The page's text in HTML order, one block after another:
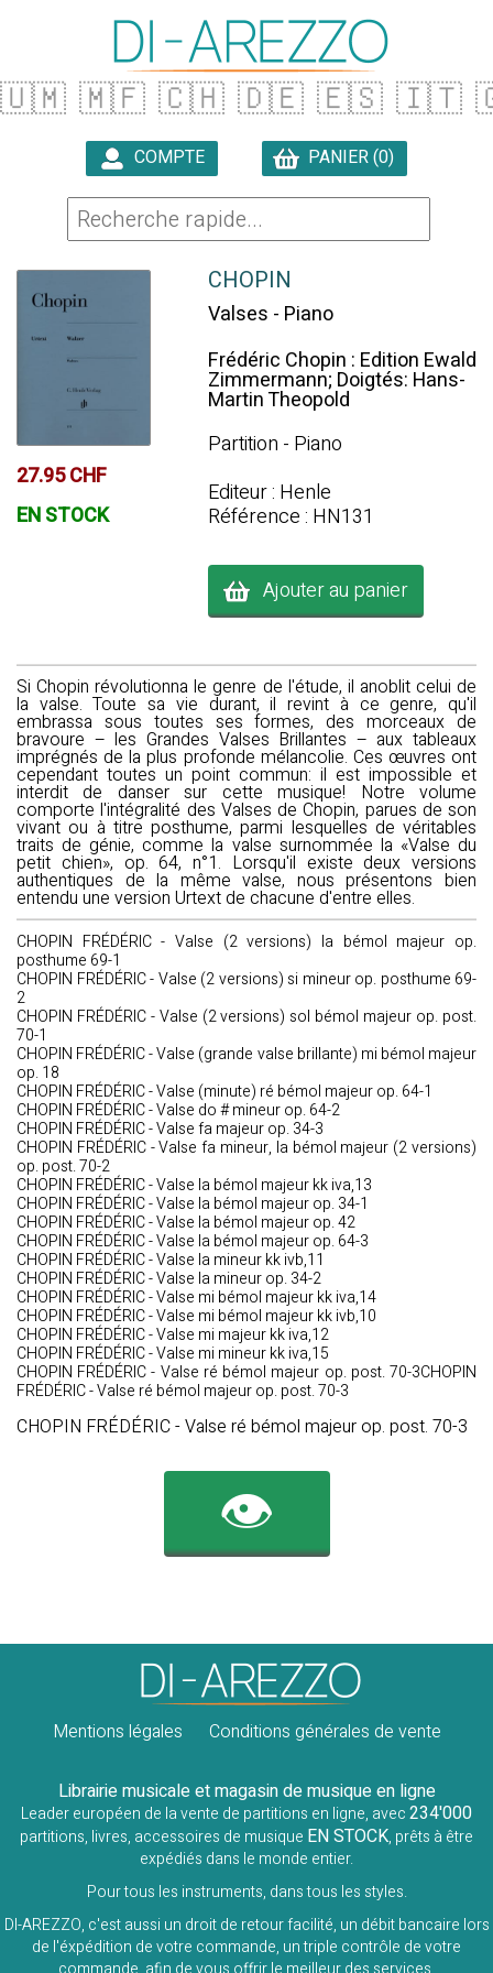
🇺🇲 🇲🇫 🇨🇭 🇩🇪 🇪🇸 🇮🇹
COMPTE PANIER (0)
27.95 CHF
EN STOCK
CHOPIN
Valses - Piano
Frédéric Chopin : Edition Ewald
Zimmermann; Doigtés: Hans-
Martin Theopold
Partition - Piano
Editeur : Henle
Référence : HN131
Ajouter au panier
Si Chopin révolutionna le genre de l'étude, il anoblit celui de
la valse. Toute sa vie durant, il revint à ce genre, qu'il
embrassa sous toutes ses formes, des morceaux de
bravoure – les Grandes Valses Brillantes – aux tableaux
imprégnés de la plus profonde mélancolie. Ces œuvres ont
cependant toutes un point commun: il est impossible et
interdit de danser sur cette musique! Notre volume
comporte l'intégralité des Valses de Chopin, parues de son
vivant ou à titre posthume, parmi lesquelles de véritables
traits de génie, comme la valse surnommée la «Valse du
petit chien», op. 64, n°1. Lorsqu'il existe deux versions
authentiques de la même valse, nous présentons bien
entendu une version Urtext de chacune d'entre elles.
CHOPIN FRÉDÉRIC - Valse (2 versions) la bémol majeur op.
posthume 69-1
CHOPIN FRÉDÉRIC - Valse (2 versions) si mineur op. posthume 69-
2
CHOPIN FRÉDÉRIC - Valse (2 versions) sol bémol majeur op. post.
70-1
CHOPIN FRÉDÉRIC - Valse (grande valse brillante) mi bémol majeur
op. 18
CHOPIN FRÉDÉRIC - Valse (minute) ré bémol majeur op. 64-1
CHOPIN FRÉDÉRIC - Valse do # mineur op. 64-2
CHOPIN FRÉDÉRIC - Valse fa majeur op. 34-3
CHOPIN FRÉDÉRIC - Valse fa mineur, la bémol majeur (2 versions)
op. post. 70-2
CHOPIN FRÉDÉRIC - Valse la bémol majeur kk iva,13
CHOPIN FRÉDÉRIC - Valse la bémol majeur op. 34-1
CHOPIN FRÉDÉRIC - Valse la bémol majeur op. 42
CHOPIN FRÉDÉRIC - Valse la bémol majeur op. 64-3
CHOPIN FRÉDÉRIC - Valse la mineur kk ivb,11
CHOPIN FRÉDÉRIC - Valse la mineur op. 34-2
CHOPIN FRÉDÉRIC - Valse mi bémol majeur kk iva,14
CHOPIN FRÉDÉRIC - Valse mi bémol majeur kk ivb,10
CHOPIN FRÉDÉRIC - Valse mi majeur kk iva,12
CHOPIN FRÉDÉRIC - Valse mi mineur kk iva,15
CHOPIN FRÉDÉRIC - Valse ré bémol majeur op. post. 70-3CHOPIN
FRÉDÉRIC - Valse ré bémol majeur op. post. 70-3
CHOPIN FRÉDÉRIC - Valse ré bémol majeur op. post. 70-3
👁️
Mentions légales Conditions générales de vente
Librairie musicale et magasin de musique en ligne
Leader européen de la vente de partitions en ligne, avec234'000
partitions, livres, accessoires de musique EN STOCK, prêts à être
expédiés dans le monde entier.
Pour tous les instruments, dans tous les styles.
DI-AREZZO, c'est aussi un droit de retour facilité, un débit bancaire lors
de l'éxpédition de votre commande, un triple contrôle de votre